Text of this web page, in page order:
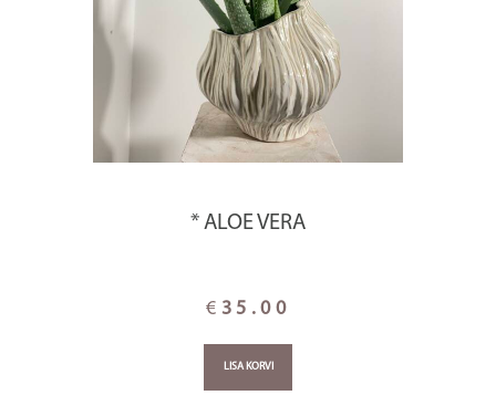
* ALOE VERA
€ 35.00
LISA KORVI